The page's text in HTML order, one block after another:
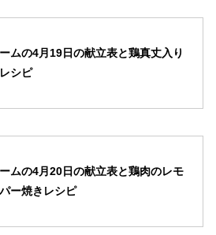
ムの4月19日の献立表と鶏真丈入り
シピ
ムの4月20日の献立表と鶏肉のレモ
ー焼きレシピ